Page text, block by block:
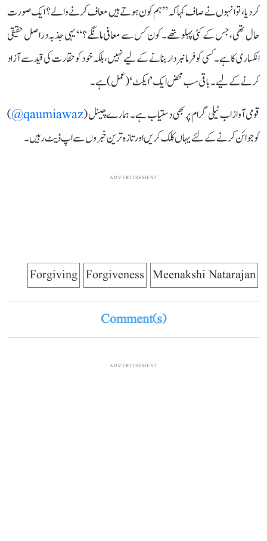
کر دیا، تو انہوں نے صاف کہا کہ ’’ہم کون ہوتے ہیں معاف کرنے والے؟ ایک صورت
حال تھی، جس کے کئی پہلو تھے۔ کون کس سے معافی مانگے؟‘‘ یہی جذبہ دراصل حقیقی
انکساری کا ہے۔ کسی کو فرمانبردار بنانے کے لیے نہیں، بلکہ خود کو حقارت کی قید سے آزاد
کرنے کے لیے۔ باقی سب محض ایک ’ایکٹ‘ (عمل) ہے۔
قومی آواز اب ٹیلی گرام پر بھی دستیاب ہے۔ ہمارے چینل (qaumiawaz@
)
کو جوائن کرنے کے لئے یہاں کلک کریں اور تازہ ترین خبروں سے اپ ڈیٹ رہیں۔
ADVERTISEMENT
Meenakshi Natarajan
Forgiveness
Forgiving
Comment(s)
ADVERTISEMENT